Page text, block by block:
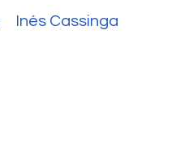
Inés Cassinga